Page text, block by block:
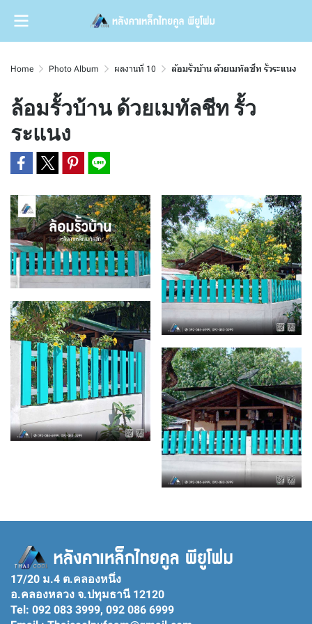
Home Photo Album ผลงานที่ 10 ล้อมรั้วบ้าน ด้วยเมทัลชีท รั้วระแนง
ล้อมรั้วบ้าน ด้วยเมทัลชีท รั้ว
ระแนง
17/20 ม.4 ต.คลองหนึ่ง
อ.คลองหลวง จ.ปทุมธานี 12120
Tel: 092 083 3999, 092 086 6999